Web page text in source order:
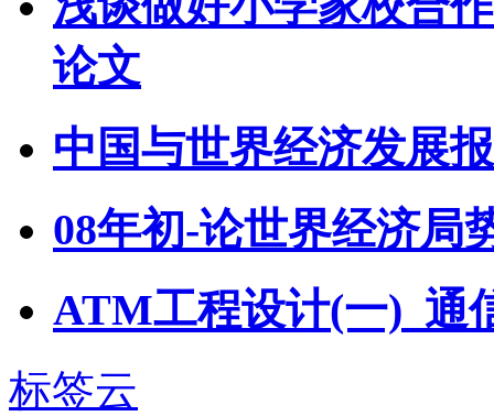
论文
中国与世界经济发展
08年初-论世界经济局
ATM工程设计(一)_通
标签云